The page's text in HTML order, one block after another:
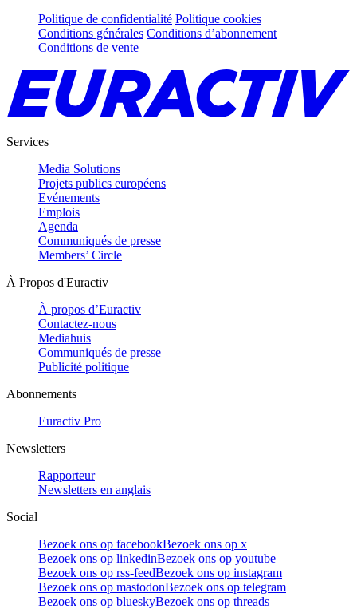
Politique de confidentialité Politique cookies
Conditions générales Conditions d’abonnement
Conditions de vente
Services
Media Solutions
Projets publics européens
Evénements
Emplois
Agenda
Communiqués de presse
Members’ Circle
À Propos d'Euractiv
À propos d’Euractiv
Contactez-nous
Mediahuis
Communiqués de presse
Publicité politique
Abonnements
Euractiv Pro
Newsletters
Rapporteur
Newsletters en anglais
Social
Bezoek ons op facebookBezoek ons op x
Bezoek ons op linkedinBezoek ons op youtube
Bezoek ons op rss-feedBezoek ons op instagram
Bezoek ons op mastodonBezoek ons op telegram
Bezoek ons op blueskyBezoek ons op threads